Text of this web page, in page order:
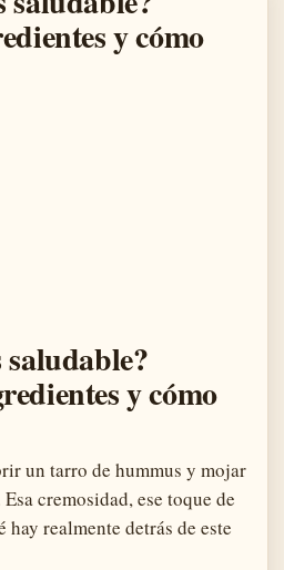
y cómo
un tarro de hummus y mojar
cremosidad, ese toque de
realmente detrás de este